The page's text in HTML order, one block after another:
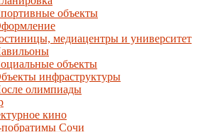
объекты
медиацентры и университет
объекты
инфраструктуры
олимпиады
кино
побратимы Сочи